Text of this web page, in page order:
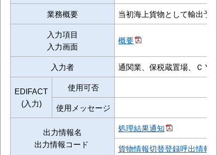
業務概要
当初海上貨物として輸出予
入力項目
入力画面
概要
入力者 通関業、保税蔵置場、ＣＹ
EDIFACT
(入力)
使用可否
使用メッセージ
出力情報名
出力情報コード
処理結果通知
貨物情報切替登録呼出情報